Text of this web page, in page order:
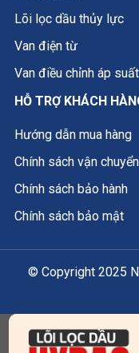
Lõi lọc dầu thủy lực
Van điện từ
Van điều chỉnh áp suất
HỖ TRỢ KHÁCH
Hướng dẫn mua hàng
Chính sách vận chuyển
Chính sách bảo hành
Chính sách bảo mật
© Copyright 2025